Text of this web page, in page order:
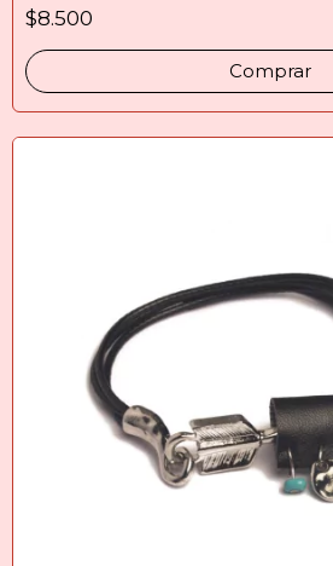
$8.500
Comprar